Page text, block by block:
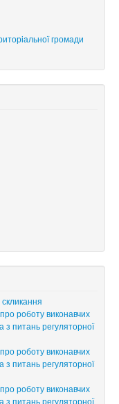
громади
роботу виконавчих
з питань регуляторної
роботу виконавчих
з питань регуляторної
роботу виконавчих
з питань регуляторної